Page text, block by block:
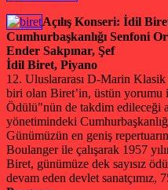
Açılış Konseri: İdil
Cumhurbaşkanlığı Senfoni
Ender Sakpınar, Şef
İdil Biret, Piyano
12. Uluslararası D-Marin Klasik
biri olan Biret’in, üstün yorumu
Ödülü"nün de takdim edileceği
yönetimindeki
Günümüzün en geniş
Boulanger ile çalışarak 1957
Biret, günümüze dek sayısız
devam eden devlet sanatçımız,